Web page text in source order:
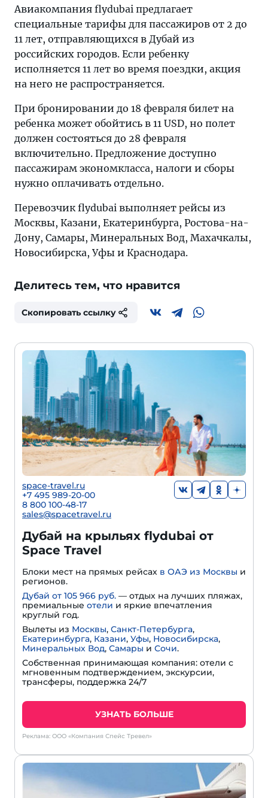
Авиакомпания flydubai предлагает
специальные тарифы для пассажиров от 2 до
11 лет, отправляющихся в Дубай из
российских городов. Если ребенку
исполняется 11 лет во время поездки, акция
на него не распространяется.
При бронировании до 18 февраля билет на
ребенка может обойтись в 11 USD, но полет
должен состояться до 28 февраля
включительно. Предложение доступно
пассажирам экономкласса, налоги и сборы
нужно оплачивать отдельно.
Перевозчик flydubai выполняет рейсы из
Москвы, Казани, Екатеринбурга, Ростова-на-
Дону, Самары, Минеральных Вод, Махачкалы,
Новосибирска, Уфы и Краснодара.
Делитесь тем, что нравится
Скопировать ссылку
space-travel.ru
+7 495 989-20-00
8 800 100-48-17
sales@spacetravel.ru
Дубай на крыльях flydubai от
Space Travel
Блоки мест на прямых рейсах в ОАЭ из Москвы и
регионов.
Дубай от 105 966 руб. — отдых на лучших пляжах,
премиальные отели и яркие впечатления
круглый год.
Вылеты из Москвы, Санкт-Петербурга,
Екатеринбурга, Казани, Уфы, Новосибирска,
Минеральных Вод, Самары и Сочи.
Собственная принимающая компания: отели с
мгновенным подтверждением, экскурсии,
трансферы, поддержка 24/7
УЗНАТЬ БОЛЬШЕ
Реклама: ООО «Компания Спейс Тревел»